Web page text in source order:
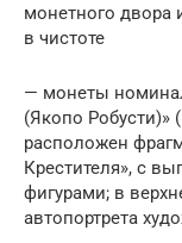
монетного двора
в чистоте
— монеты
(Якопо Робусти)»
расположен
Крестителя», с
фигурами; в
автопортрета